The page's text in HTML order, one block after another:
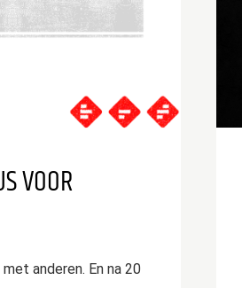
VOOR
anderen. En na 20